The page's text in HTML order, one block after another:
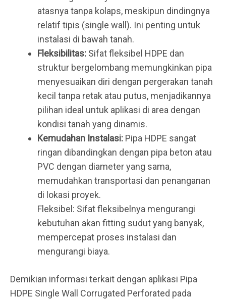
atasnya tanpa kolaps, meskipun dindingnya
relatif tipis (single wall). Ini penting untuk
instalasi di bawah tanah.
Fleksibilitas: Sifat fleksibel HDPE dan
struktur bergelombang memungkinkan pipa
menyesuaikan diri dengan pergerakan tanah
kecil tanpa retak atau putus, menjadikannya
pilihan ideal untuk aplikasi di area dengan
kondisi tanah yang dinamis.
Kemudahan Instalasi: Pipa HDPE sangat
ringan dibandingkan dengan pipa beton atau
PVC dengan diameter yang sama,
memudahkan transportasi dan penanganan
di lokasi proyek.
Fleksibel: Sifat fleksibelnya mengurangi
kebutuhan akan fitting sudut yang banyak,
mempercepat proses instalasi dan
mengurangi biaya.
Demikian informasi terkait dengan aplikasi Pipa
HDPE Single Wall Corrugated Perforated pada